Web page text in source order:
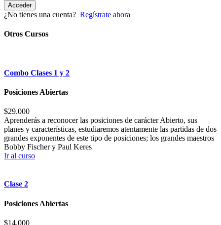
Acceder
¿No tienes una cuenta? Regístrate ahora
Otros Cursos
Combo Clases 1 y 2
Posiciones Abiertas
$29.000
Aprenderás a reconocer las posiciones de carácter Abierto, sus
planes y características, estudiaremos atentamente las partidas de dos
grandes exponentes de este tipo de posiciones; los grandes maestros
Bobby Fischer y Paul Keres
Ir al curso
Clase 2
Posiciones Abiertas
$14.000